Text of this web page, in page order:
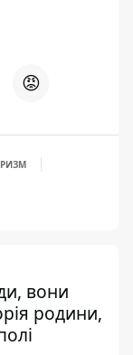
😡
вони
родини,